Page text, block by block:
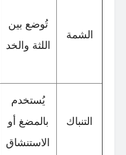
الشمة
تُوضع بين
اللثة والخد
التنباك
يُستخدم
بالمضغ أو
الاستنشاق